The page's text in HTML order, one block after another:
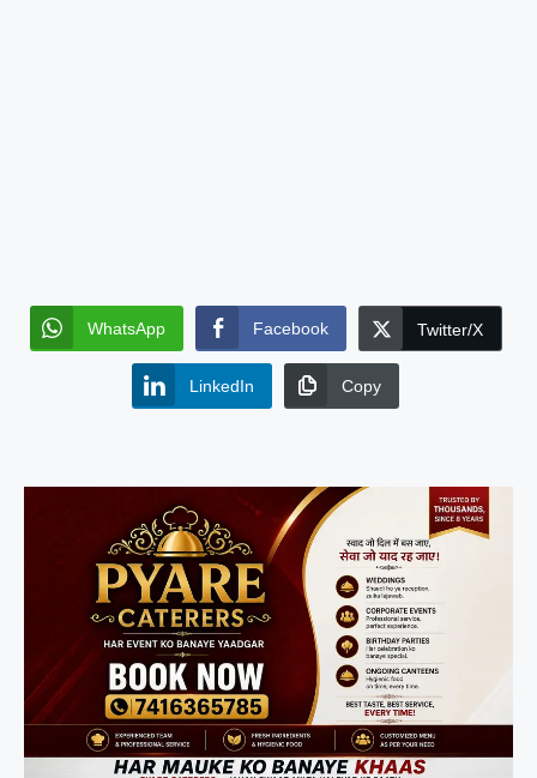
WhatsApp Facebook Twitter/X
LinkedIn Copy